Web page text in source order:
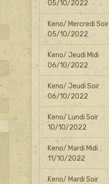
05/10/2022
Keno/ Mercredi Soir
05/10/2022
Keno/ Jeudi Midi
06/10/2022
Keno/ Jeudi Soir
06/10/2022
Keno/ Lundi Soir
10/10/2022
Keno/ Mardi Midi
11/10/2022
Keno/ Mardi Soir